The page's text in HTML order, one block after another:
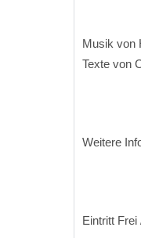
Musik von
Texte von
Weitere
Eintritt Frei